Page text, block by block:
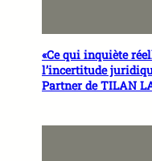
«Ce qui inquiète
l’incertitude
Partner de TILAN